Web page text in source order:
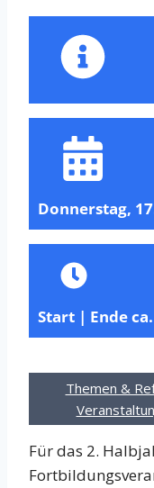
Donnerstag,
Start | Ende ca.
Themen &
Für das 2.